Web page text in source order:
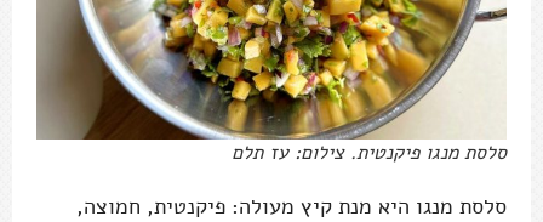
סלסת מנגו פיקנטית. צילום: עז תלם
סלסת מנגו היא מנת קיץ מעולה: פיקנטית, חמוצה,